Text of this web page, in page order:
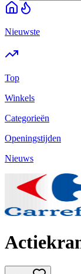
Nieuwste
Top
Winkels
Categorieën
Openingstijden
Nieuws